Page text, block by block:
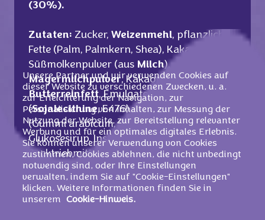
(30%).
Zutaten: Zucker, Weizenmehl, pflanzliche
Fette (Palm, Palmkern, Shea), Kakaobutter,
Süßmolkenpulver (aus Milch),
Magermilchpulver, Kakaomasse,
Butterreinfett, Emulgatoren
(Sojalecithine, E476), Überzugsmittel
(Gummi arabicum, Schellack), Rapsöl,
Glukosesirup, Instantkaffee, Speisesalz,
Backtriebmittel (Natrumcarbonate), Aroma,
Säureregulator (Citronensäure).
Kann Ei enthalten.
Unsere Partner und wir verwenden Cookies auf
dieser Website zu verschiedenen Zwecken, u. a.
zur Erleichterung der Navigation, zur
Personalisierung von Inhalten, zur Messung der
Nutzung der Website, zur Bereitstellung relevanter
Werbung und für ein optimales digitales Erlebnis.
Sie können unserer Verwendung von Cookies
zustimmen, Cookies ablehnen, die nicht unbedingt
notwendig sind, oder Ihre Einstellungen
verwalten, indem Sie auf "Cookie-Einstellungen"
klicken. Weitere Informationen finden Sie in
unserem
Cookie-Hinweis.